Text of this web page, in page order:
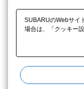
SUBARUのWebサイ
場合は、「クッキー